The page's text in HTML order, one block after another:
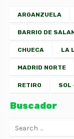
ARGANZUELA
BARRIO DE
CHUECA LA
MADRID NORTE
RETIRO SOL
Buscador